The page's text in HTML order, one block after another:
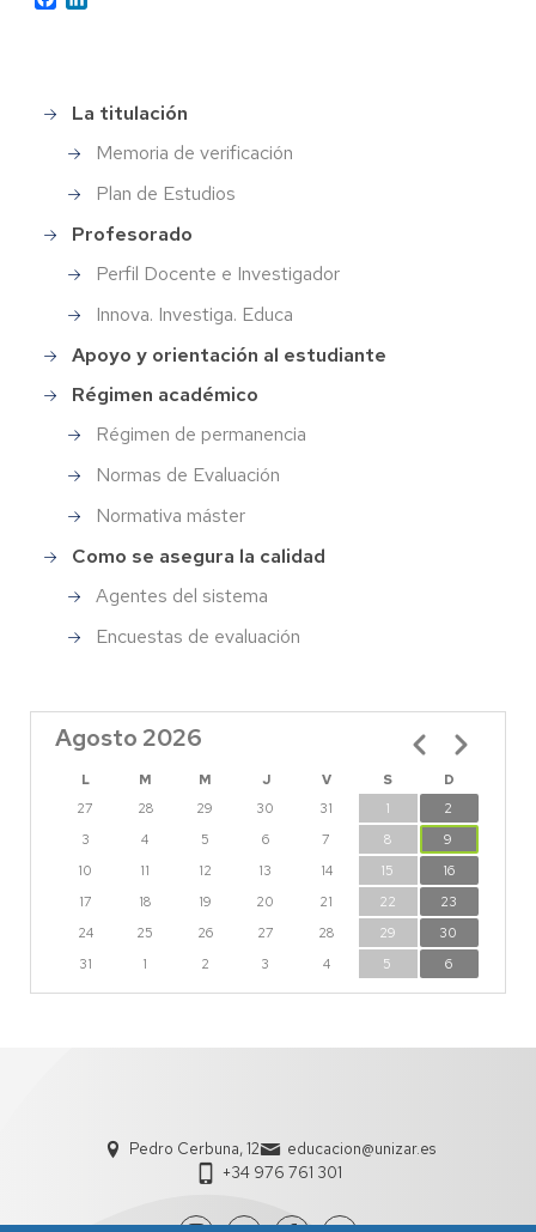
Menu
master
profesorado
secundaria
La titulación
Memoria de verificación
Plan de Estudios
Profesorado
Perfil Docente e Investigador
Innova. Investiga. Educa
Apoyo y orientación al estudiante
Régimen académico
Régimen de permanencia
Normas de Evaluación
Normativa máster
Como se asegura la calidad
Agentes del sistema
Encuestas de evaluación
Agosto 2026
L M M J V S
D
27
28 29 30 31 1
2
3
4 5 6 7 8
9
10
11 12 13 14 15
16
17
18 19 20 21 22
23
24
25 26 27 28 29
30
31
1 2 3 4 5 6
Paginación
Pedro Cerbuna, 12
educacion@unizar.es
+34 976 761 301